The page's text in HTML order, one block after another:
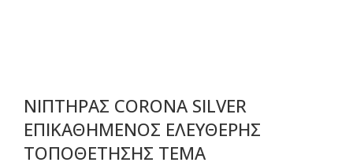
ΝΙΠΤΗΡΑΣ CORONA SILVER
ΕΠΙΚΑΘΗΜΕΝΟΣ ΕΛΕΥΘΕΡΗΣ
ΤΟΠΟΘΕΤΗΣΗΣ TEMA